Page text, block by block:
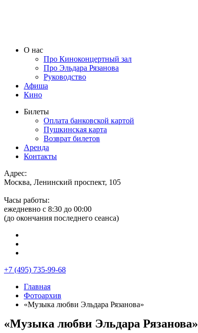
О нас
Про Киноконцертный зал
Про Эльдара Рязанова
Руководство
Афиша
Кино
Билеты
Оплата банковской картой
Пушкинская карта
Возврат билетов
Аренда
Контакты
Адрес:
Москва, Ленинский проспект, 105
Часы работы:
ежедневно с 8:30 до 00:00
(до окончания последнего сеанса)
+7 (495) 735-99-68
Главная
Фотоархив
«Музыка любви Эльдара Рязанова»
«Музыка любви Эльдара Рязанова»